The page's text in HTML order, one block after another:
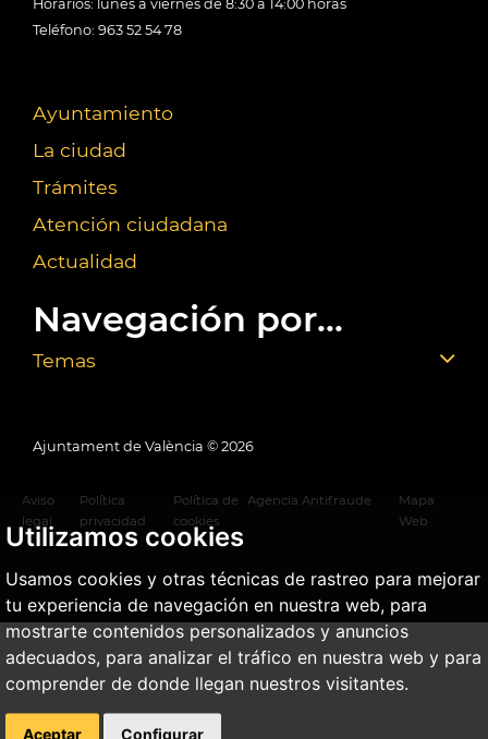
Utilizamos cookies
Usamos cookies y otras técnicas de rastreo para mejorar
tu experiencia de navegación en nuestra web, para
mostrarte contenidos personalizados y anuncios
adecuados, para analizar el tráfico en nuestra web y para
comprender de donde llegan nuestros visitantes.
Aceptar Configurar
Horarios: lunes a viernes de 8:30 a 14:00 horas
Teléfono: 963 52 54 78
Ayuntamiento
La ciudad
Trámites
Atención ciudadana
Actualidad
Navegación por...
Temas
Ajuntament de València © 2026
Aviso
legal
Política
privacidad
Política de
cookies
Agencia Antifraude
Mapa
Web